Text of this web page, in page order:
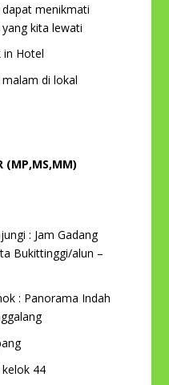
menikmati
kita lewati
in Hotel
di lokal
(MP,MS,MM)
: Jam Gadang
Bukittinggi/alun –
: Panorama Indah
44